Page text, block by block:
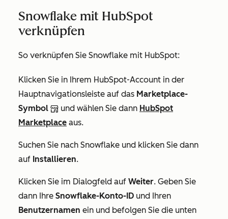
Snowflake mit HubSpot
verknüpfen
So verknüpfen Sie Snowflake mit HubSpot:
Klicken Sie in Ihrem HubSpot-Account in der
Hauptnavigationsleiste auf das Marketplace-
Symbol
und wählen Sie dann HubSpot
Marketplace aus.
Suchen Sie nach Snowflake und klicken Sie dann
auf Installieren.
Klicken Sie im Dialogfeld auf Weiter. Geben Sie
dann Ihre Snowflake-Konto-ID und Ihren
Benutzernamen ein und befolgen Sie die unten